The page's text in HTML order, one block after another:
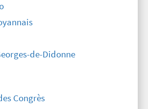
de-Didonne
Congrès